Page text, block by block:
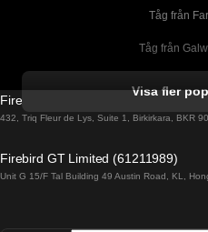
Tåg från
Tåg från
Tåg från
Tåg från
Visa fler
Firebird GT Limited (OC 1451)
432, Triq Fleur de Lys, Suite 1, Birkirkara, BKR
Firebird GT Limited (61211989)
Unit G 15/F Tal Building 49 Austin Road, KL,